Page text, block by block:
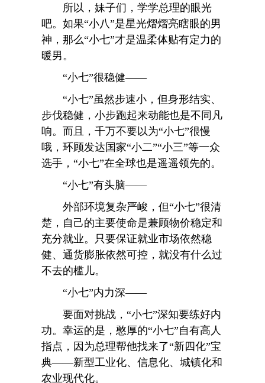
所以，妹子们，学学总理的眼光
吧。如果“小八”是星光熠熠亮瞎眼的男
神，那么“小七”才是温柔体贴有定力的
暖男。
“小七”很稳健——
“小七”虽然步速小，但身形结实、
步伐稳健，小步跑起来动能也是不同凡
响。而且，千万不要以为“小七”很慢
哦，环顾发达国家“小二”“小三”等一众
选手，“小七”在全球也是遥遥领先的。
“小七”有头脑——
外部环境复杂严峻，但“小七”很清
楚，自己的主要使命是兼顾物价稳定和
充分就业。只要保证就业市场依然稳
健、通货膨胀依然可控，就没有什么过
不去的槛儿。
“小七”内力深——
要面对挑战，“小七”深知要练好内
功。幸运的是，憨厚的“小七”自有高人
指点，因为总理帮他找来了“新四化”宝
典——新型工业化、信息化、城镇化和
农业现代化。